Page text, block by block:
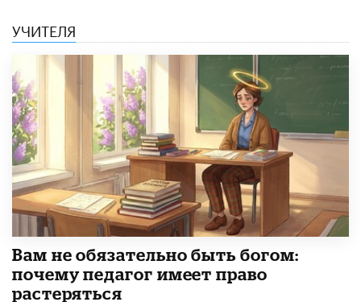
УЧИТЕЛЯ
​Вам не обязательно быть богом:
почему педагог имеет право
растеряться